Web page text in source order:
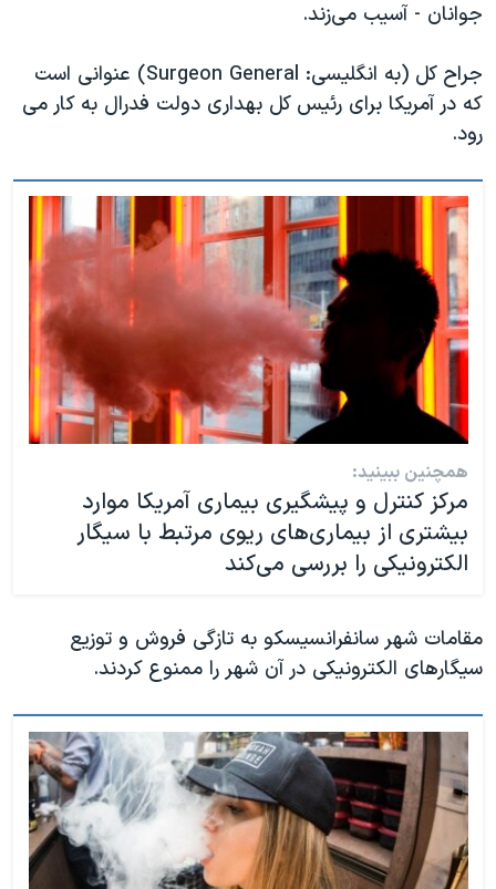
جوانان - آسیب می‌‌زند.
جراح کل (به انگلیسی: Surgeon General)‌ عنوانی است
که در آمریکا برای رئیس کل بهداری دولت فدرال به کار می‌
رود.
همچنین ببینید:
مرکز کنترل و پیشگیری بیماری آمریکا موارد
بیشتری از بیماری‌های ریوی مرتبط با سیگار
الکترونیکی را بررسی می‌کند
مقامات شهر سانفرانسیسکو به تازگی فروش و توزیع
سیگارهای الکترونیکی در آن شهر را ممنوع کردند.